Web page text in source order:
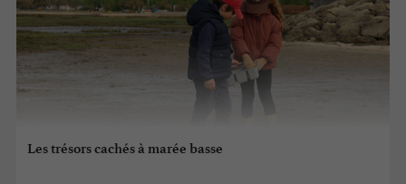
Les trésors cachés à marée basse